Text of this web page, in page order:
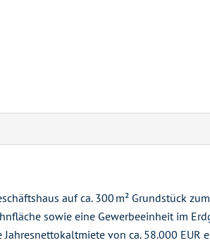
auf ca. 300 m² Grundstück
sowie eine Gewerbeeinheit im
von ca. 58.000 EUR